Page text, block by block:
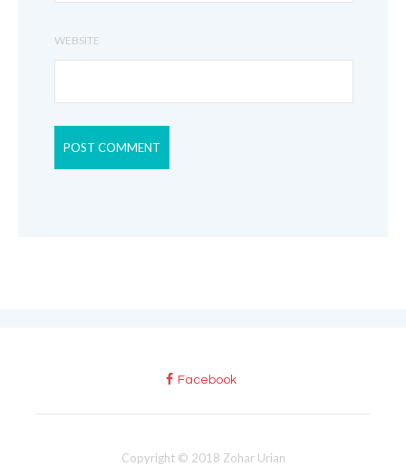
WEBSITE
Facebook
Copyright © 2018 Zohar Urian